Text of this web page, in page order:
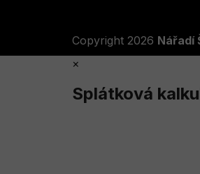
Copyright 2026 Nářadí
×
Splátková